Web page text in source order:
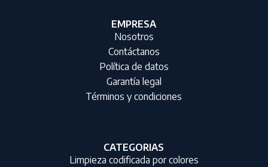
EMPRESA
Nosotros
Contáctanos
Política de datos
Garantía legal
Términos y condiciones
CATEGORIAS
Limpieza codificada por colores